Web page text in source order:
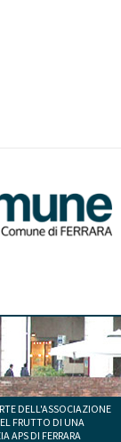
DELL'ASSOCIAZIONE
FRUTTO DI UNA
APS DI FERRARA